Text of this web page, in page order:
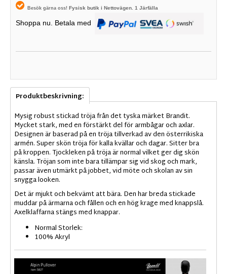
Besök gärna oss! Fysisk butik i Nettovägen. 1 Järfälla
Shoppa nu. Betala med
Produktbeskrivning:
Mysig robust stickad tröja från det tyska märket Brandit.
Mycket stark, med en förstärkt del för armbågar och axlar.
Designen är baserad på en tröja tillverkad av den österrikiska
armén. Super skön tröja för kalla kvällar och dagar. Sitter bra
på kroppen. Tjockleken på tröja är normal vilket ger dig skön
känsla. Tröjan som inte bara tillämpar sig vid skog och mark,
passar även utmärkt på jobbet, vid möte och skolan av sin
snygga looken.
Det är mjukt och bekvämt att bära. Den har breda stickade
muddar på ärmarna och fållen och en hög krage med knappslå.
Axelklaffarna stängs med knappar.
Normal Storlek:
100% Akryl